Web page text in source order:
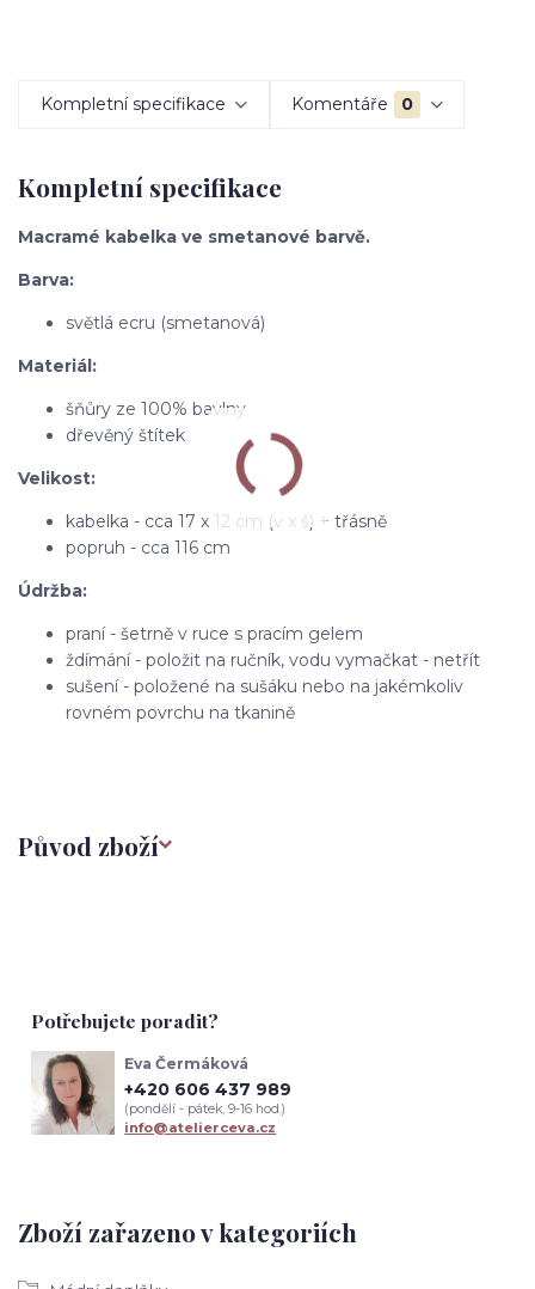
Kompletní specifikace Komentáře 0
Kompletní specifikace
Macramé kabelka ve smetanové barvě.
Barva:
světlá ecru (smetanová)
Materiál:
šňůry ze 100% bavlny
dřevěný štítek
Velikost:
kabelka - cca 17 x 12 cm (v x š) + třásně
popruh - cca 116 cm
Údržba:
praní - šetrně v ruce s pracím gelem
ždímání - položit na ručník, vodu vymačkat - netřít
sušení - položené na sušáku nebo na jakémkoliv
rovném povrchu na tkanině
Původ zboží
Zboží zařazeno v kategoriích
Potřebujete poradit?
Eva Čermáková
+420 606 437 989
(pondělí - pátek, 9-16 hod.)
info@atelierceva.cz